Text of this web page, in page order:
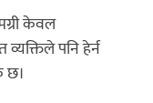
केवल
व्यक्तिले पनि हेर्न
छ।